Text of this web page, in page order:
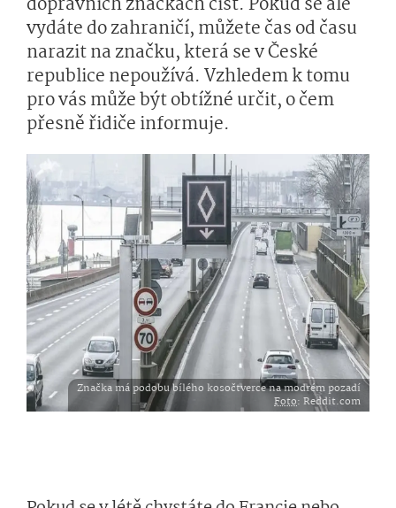
vydáte do zahraničí, můžete čas od času
narazit na značku, která se v České
republice nepoužívá. Vzhledem k tomu
pro vás může být obtížné určit, o čem
přesně řidiče informuje.
Značka má podobu bílého kosočtverce na modrém pozadí
Foto: Reddit.com